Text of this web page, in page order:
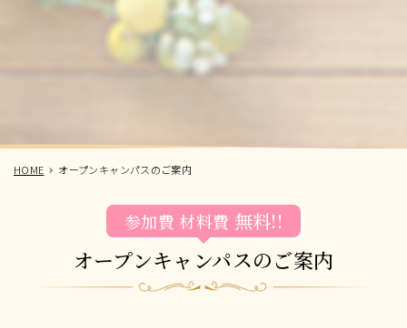
HOME オープンキャンパスのご案内
オープンキャンパスのご案内
参加費 材料費 無料!!